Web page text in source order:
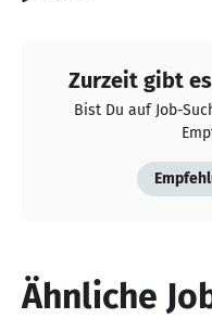
Zurzeit gibt
Bist Du auf Job-
Ähnliche